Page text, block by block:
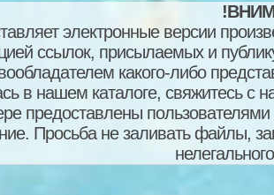
электронные версии
ссылок, присылаемых и
какого-либо
в нашем каталоге, свяжитесь
предоставлены пользователями
Просьба не заливать файлы,